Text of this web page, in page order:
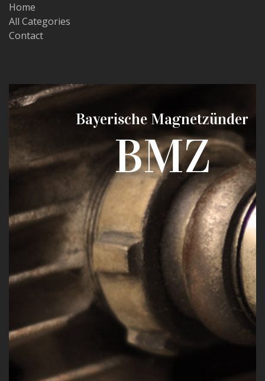
Home
All Categories
Contact
Bayerische Magnetzünder
BMZ